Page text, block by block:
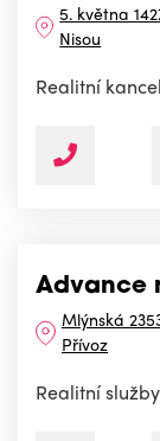
5. května
Nisou
Realitní
Advance
Mlýnská
Přívoz
Realitní